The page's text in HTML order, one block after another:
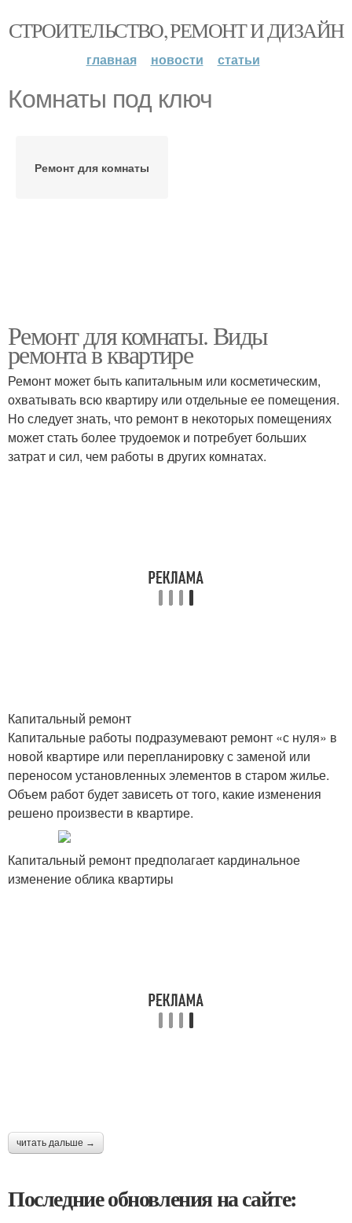
СТРОИТЕЛЬСТВО, РЕМОНТ И ДИЗАЙН
главная новости статьи
Комнаты под ключ
Ремонт для комнаты
Ремонт для комнаты. Виды
ремонта в квартире
Ремонт может быть капитальным или косметическим,
охватывать всю квартиру или отдельные ее помещения.
Но следует знать, что ремонт в некоторых помещениях
может стать более трудоемок и потребует больших
затрат и сил, чем работы в других комнатах.
Капитальный ремонт
Капитальные работы подразумевают ремонт «с нуля» в
новой квартире или перепланировку с заменой или
переносом установленных элементов в старом жилье.
Объем работ будет зависеть от того, какие изменения
решено произвести в квартире.
Капитальный ремонт предполагает кардинальное
изменение облика квартиры
читать дальше →
Последние обновления на сайте: